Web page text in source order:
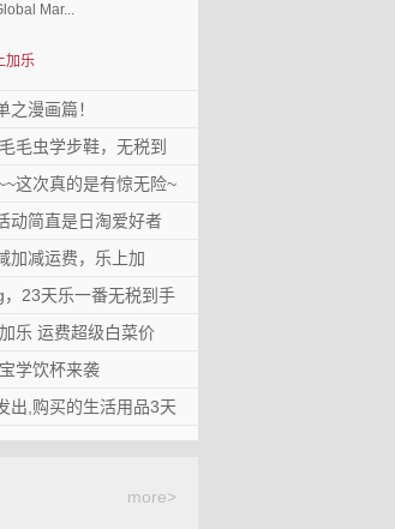
Mar...
加乐
漫画篇！
漫画篇！
独生子女一枚，邻里之间
的小盆友，每天放学后写
打...
日淘漫画
毛虫学步鞋，无税到
虫学步鞋，无税到手
转运第一次就碰上了乐上
真的好划算哦。给宝宝淘
今年新...
毛毛虫
学步
乐一番
这次真的是有惊无险~
次真的是有惊无险~无
流信息2.这次需要好好的
我事先不清楚防晒喷雾
必备 驱蚊 防晒
动简直是日淘爱好者
直是日淘爱好者的福
率走高后，日淘的频次越
过乐一番转运和日本乐天
乐上加...
乐上加乐
尿不湿
加减运费，乐上加
减运费，乐上加乐！
婚时吃到了日本的白色
再也忘不了那...
零食
乐上加乐
白色恋人
六花亭
23天乐一番无税到手
天乐一番无税到手
一番会员谢辉发布在乐一
买的晒单。http://guide.l...
乐 运费超级白菜价
动）
运费超级白菜价 （乐
唇膏和牙膏还有姨妈巾用
货补货补货！最近汇率都
以...
学饮杯来袭
饮杯来袭
出,购买的生活用品3天
,购买的生活用品3天就
也是当天合箱当天发more>